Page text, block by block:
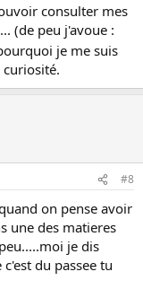
consulter mes
(de peu j'avoue :
je me suis
#8
on pense avoir
une des matieres
je dis
du passee tu